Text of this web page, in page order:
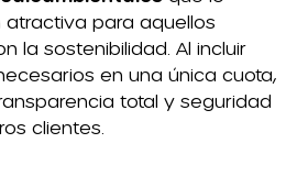
para aquellos
la sostenibilidad. Al incluir
en una única cuota,
total y seguridad
clientes.